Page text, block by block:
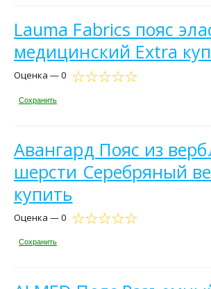
Lauma Fabrics пояс
медицинский Extra
Оценка — 0
Сохранить
Авангард Пояс из
шерсти Серебряный
купить
Оценка — 0
Сохранить